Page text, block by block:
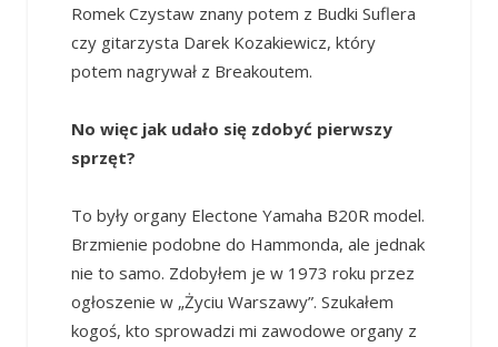
Romek Czystaw znany potem z Budki Suflera
czy gitarzysta Darek Kozakiewicz, który
potem nagrywał z Breakoutem.
No więc jak udało się zdobyć pierwszy
sprzęt?
To były organy Electone Yamaha B20R model.
Brzmienie podobne do Hammonda, ale jednak
nie to samo. Zdobyłem je w 1973 roku przez
ogłoszenie w „Życiu Warszawy”. Szukałem
kogoś, kto sprowadzi mi zawodowe organy z